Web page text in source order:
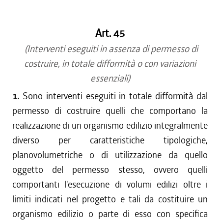
dal 21/12/2017 al 31/12/2017
dal 27/07/2017 al 20/12/2017
dal 21/07/2016 al 26/07/2017
dal 21/04/2016 al 20/07/2016
dal 01/10/2015 al 21/10/2015
dal 11/08/2015 al 30/09/2015
dal 01/01/2015 al 10/08/2015
dal 24/07/2014 al 31/12/2014
dal 01/01/2014 al 23/07/2014
dal 19/12/2013 al 31/12/2013
dal 12/12/2013 al 18/12/2013
dal 11/04/2013 al 11/12/2013
dal 29/12/2012 al 10/04/2013
Art. 45
(Interventi eseguiti in assenza di permesso di
costruire, in totale difformità o con variazioni
essenziali)
1. Sono interventi eseguiti in totale difformità dal
permesso di costruire quelli che comportano la
realizzazione di un organismo edilizio integralmente
diverso per caratteristiche tipologiche,
planovolumetriche o di utilizzazione da quello
oggetto del permesso stesso, ovvero quelli
comportanti l'esecuzione di volumi edilizi oltre i
limiti indicati nel progetto e tali da costituire un
organismo edilizio o parte di esso con specifica